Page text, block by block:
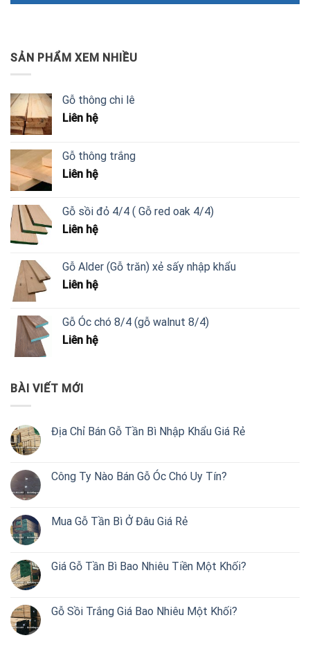
SẢN PHẨM XEM NHIỀU
Gỗ thông chi lê
Liên hệ
Gỗ thông trắng
Liên hệ
Gỗ sồi đỏ 4/4 ( Gỗ red oak 4/4)
Liên hệ
Gỗ Alder (Gỗ trăn) xẻ sấy nhập khẩu
Liên hệ
Gỗ Óc chó 8/4 (gỗ walnut 8/4)
Liên hệ
BÀI VIẾT MỚI
Địa Chỉ Bán Gỗ Tần Bì Nhập Khẩu Giá Rẻ
Công Ty Nào Bán Gỗ Óc Chó Uy Tín?
Mua Gỗ Tần Bì Ở Đâu Giá Rẻ
Giá Gỗ Tần Bì Bao Nhiêu Tiền Một Khối?
Gỗ Sồi Trắng Giá Bao Nhiêu Một Khối?